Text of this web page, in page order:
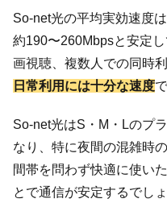
So-net光の平均実効速度
約190〜260Mbpsと安定
画視聴、複数人での同時
日常利用には十分な速度
So-net光はS・M・Lのプ
なり、特に夜間の混雑時
間帯を問わず快適に使い
とで通信が安定するでしょ